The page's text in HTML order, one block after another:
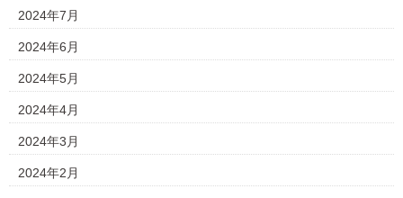
2024年7月
2024年6月
2024年5月
2024年4月
2024年3月
2024年2月